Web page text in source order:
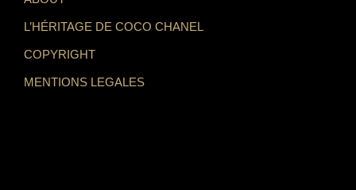
L’HÉRITAGE DE COCO CHANEL
COPYRIGHT
MENTIONS LEGALES